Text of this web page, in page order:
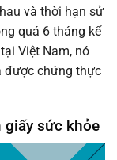
và thời hạn sử
quá 6 tháng kể
Việt Nam, nó
được chứng thực
giấy sức khỏe